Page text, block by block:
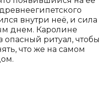
внутри неё, и сила
днем. Каролине
опасный ритуал, чтобы
что же на самом